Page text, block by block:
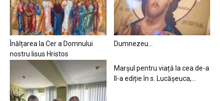
Înălțarea la Cer a Domnului
nostru Iisus Hristos
Dumnezeu…
Marșul pentru viață la cea de-a
II-a ediție în s. Lucășeuca,...